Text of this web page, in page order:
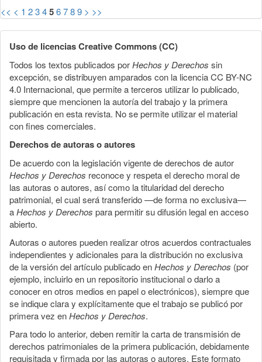
<< < 1 23456789 > >>
Uso de licencias Creative Commons (CC)
Todos los textos publicados porHechos y Derechos sin
excepción, se distribuyen amparados con la licencia CC BY-NC
4.0 Internacional, que permite a terceros utilizar lo publicado,
siempre que mencionen la autoría del trabajo y la primera
publicación en esta revista. No se permite utilizar el material
con fines comerciales.
Derechos de autoras o autores
De acuerdo con la legislación vigente de derechos de autor
Hechos y Derechos reconoce y respeta el derecho moral de
las autoras o autores, así como la titularidad del derecho
patrimonial, el cual será transferido —de forma no exclusiva—
aHechos y Derechos para permitir su difusión legal en acceso
abierto.
Autoras o autores pueden realizar otros acuerdos contractuales
independientes y adicionales para la distribución no exclusiva
de la versión del artículo publicado enHechos y Derechos (por
ejemplo, incluirlo en un repositorio institucional o darlo a
conocer en otros medios en papel o electrónicos), siempre que
se indique clara y explícitamente que el trabajo se publicó por
primera vez enHechos y Derechos.
Para todo lo anterior, deben remitir la carta de transmisión de
derechos patrimoniales de la primera publicación, debidamente
requisitada y firmada por las autoras o autores. Este formato